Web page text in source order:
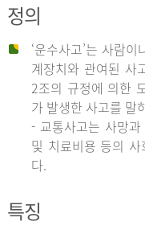
정의
‘운수사고’는 사람
계장치와 관여된 사
2조의 규정에 의한
가 발생한 사고를 말
- 교통사고는 사망
및 치료비용 등의
다.
특징